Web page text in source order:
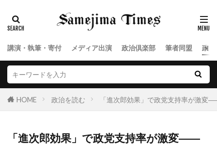
講演・執筆・寄付 メディア出演 政治倶楽部 筆者同盟 政
HOME 政治を読む 「進次郎効果」で政党支持率が激変
「進次郎効果」で政党支持率が激変――